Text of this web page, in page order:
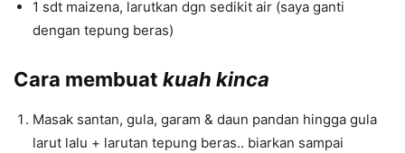
1 sdt maizena, larutkan dgn sedikit air (saya ganti
dengan tepung beras)
Cara membuat kuah kinca
Masak santan, gula, garam & daun pandan hingga gula
larut lalu + larutan tepung beras.. biarkan sampai